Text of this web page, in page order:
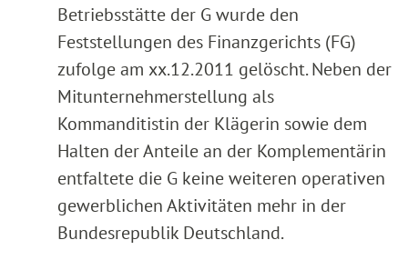
Betriebsstätte der G wurde den
Feststellungen des Finanzgerichts (FG)
zufolge am xx.12.2011 gelöscht. Neben der
Mitunternehmerstellung als
Kommanditistin der Klägerin sowie dem
Halten der Anteile an der Komplementärin
entfaltete die G keine weiteren operativen
gewerblichen Aktivitäten mehr in der
Bundesrepublik Deutschland.